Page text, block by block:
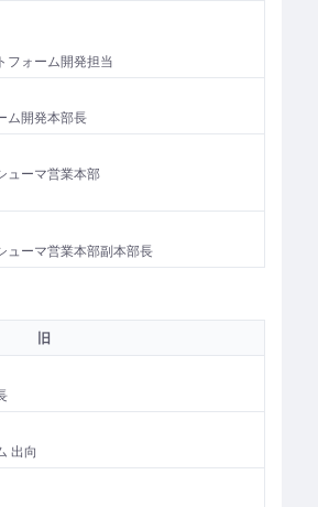
フォーム開発担当
ム開発本部長
ューマ営業本部
ューマ営業本部副本部長
旧
出向